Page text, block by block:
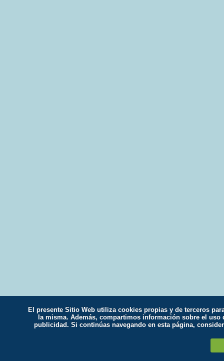
El presente Sitio Web utiliza cookies propias y de terceros
la misma. Además, compartimos información sobre el
publicidad. Si continúas navegando en esta página,